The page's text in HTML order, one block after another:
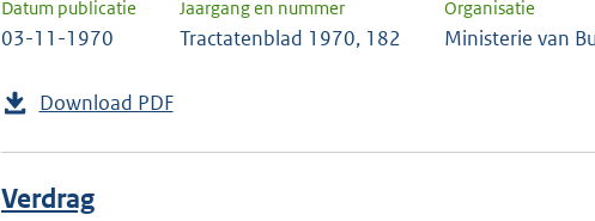
Datum publicatie
03-11-1970
Jaargang en nummer
Tractatenblad 1970, 182
Organisatie
Ministerie van
Download PDF
Verdrag